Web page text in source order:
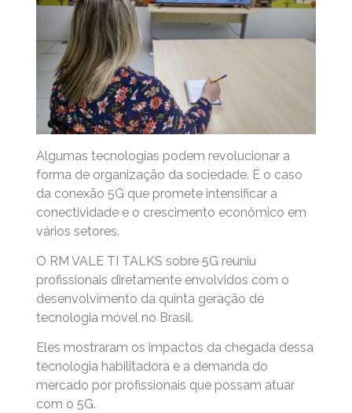
Algumas tecnologias podem revolucionar a
forma de organização da sociedade. É o caso
da conexão 5G que promete intensificar a
conectividade e o crescimento econômico em
vários setores.
O RM VALE TI TALKS sobre 5G reuniu
profissionais diretamente envolvidos com o
desenvolvimento da quinta geração de
tecnologia móvel no Brasil.
Eles mostraram os impactos da chegada dessa
tecnologia habilitadora e a demanda do
mercado por profissionais que possam atuar
com o 5G.